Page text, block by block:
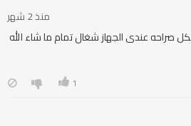
منذ 2 شهر
صراحه عندى الجهاز شغال تمام ما شاء الله
1